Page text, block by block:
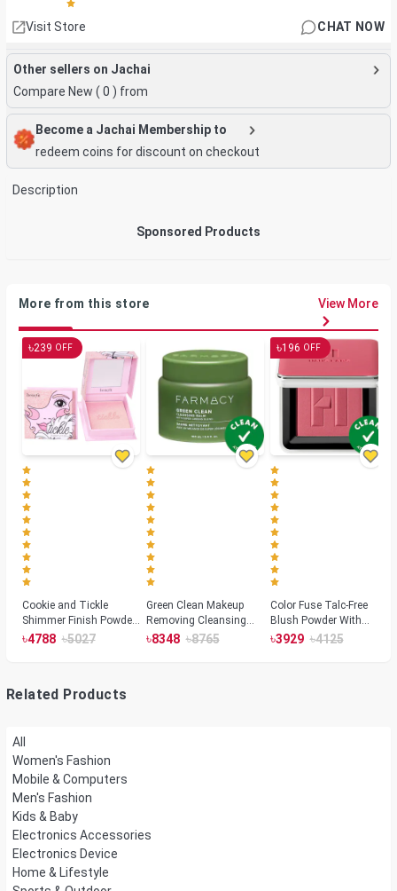
Visit Store CHAT NOW
Other sellers on Jachai
Compare New ( 0 ) from
Become a Jachai Membership to
redeem coins for discount on checkout
Description
Sponsored Products
More from this store View More
৳239 OFF
Cookie and Tickle
Shimmer Finish Powder
Highlighters
৳4788 ৳5027
Green Clean Makeup
Removing Cleansing
Balm
৳8348 ৳8765
৳196 OFF
Color Fuse Talc-Free
Blush Powder With
Fermented Arnica
৳3929 ৳4125
Related Products
All
Women's Fashion
Mobile & Computers
Men's Fashion
Kids & Baby
Electronics Accessories
Electronics Device
Home & Lifestyle